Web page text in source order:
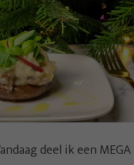
deel ik een